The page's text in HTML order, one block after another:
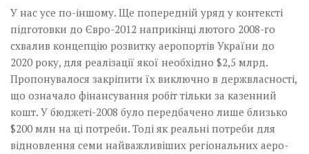
У нас усе по-іншому. Ще поперед­ній уряд у контексті
підготовки до Євро-2012 наприкінці лютого 2008-го
схвалив концепцію розвитку аеропортів України до
2020 року, для реалізації якої необхідно $2,5 млрд.
Пропонувалося закріпити їх виключно в держвласності,
що означало фінансування робіт тільки за казенний
кошт. У бюджеті-2008 було передбачено лише близько
$200 млн на ці потреби. Тоді як реальні потреби для
відновлення семи найважливіших регіональних аеро­